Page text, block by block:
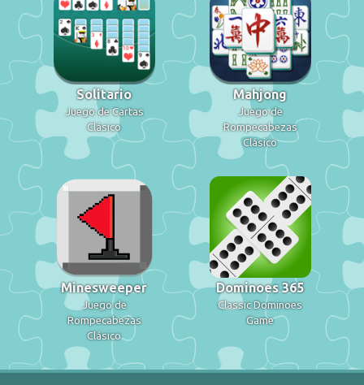
Solitario
Juego de Cartas
Clásico
Mahjong
Juego de
Rompecabezas
Clásico
Minesweeper
Juego de
Rompecabezas
Clásico
Dominoes 365
Classic Dominoes
Game